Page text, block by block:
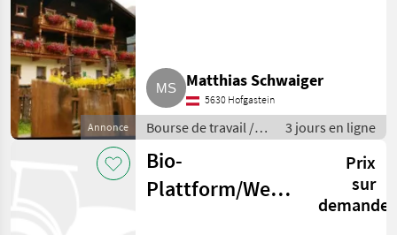
Annonce
Matthias Schwaiger
5630 Hofgastein
Bourse de travail /
Stages
3 jours en ligne
Bio-
Plattform/Website
Prix
sur
demande